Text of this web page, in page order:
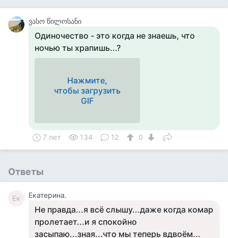
ვასო წილოსანი
Одиночество - это когда не знаешь, что
ночью ты храпишь...?
Нажмите,
чтобы загрузить
GIF
7 лет 134 12 0
Ответы
Ек Екатерина.
Не правда...я всё слышу...даже когда комар
пролетает...и я спокойно
засыпаю...зная...что мы теперь вдвоём...